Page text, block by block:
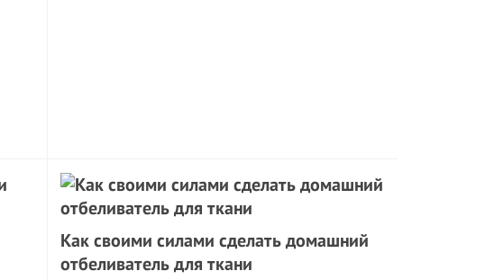
Как своими силами сделать домашний
отбеливатель для ткани